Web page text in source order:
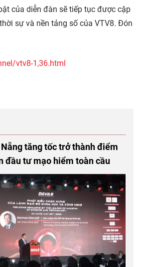
của diễn đàn sẽ tiếp tục được cập
sự và nền tảng số của VTV8. Đón
vtv8-1,36.html
tăng tốc trở thành điểm
đầu tư mạo hiểm toàn cầu